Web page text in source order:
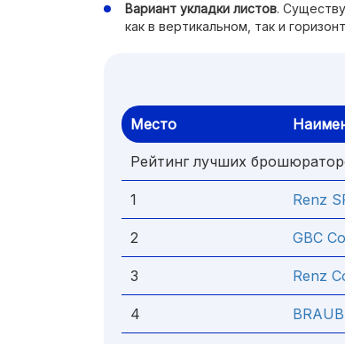
Вариант укладки листов.
как в вертикальном, так и
Место
Рейтинг лучших
1 Renz
2 GBC
3 Renz
4